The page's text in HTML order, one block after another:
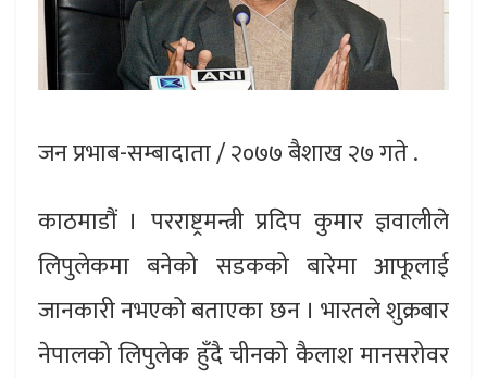
जन प्रभाब-सम्बादाता / २०७७ बैशाख २७ गते .
काठमाडौं । परराष्ट्रमन्त्री प्रदिप कुमार ज्ञवालीले
लिपुलेकमा बनेको सडकको बारेमा आफूलाई
जानकारी नभएको बताएका छन । भारतले शुक्रबार
नेपालको लिपुलेक हुँदै चीनको कैलाश मानसरोवर